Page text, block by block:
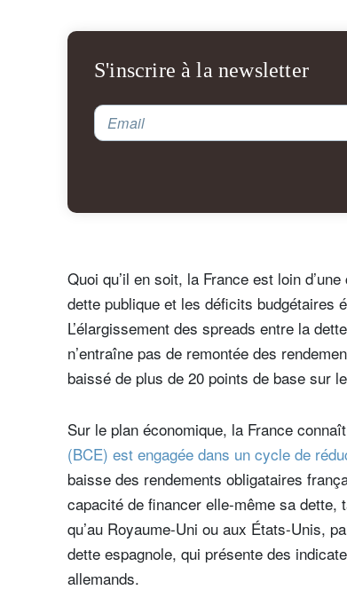
S'inscrire à la newsletter
Email
Quoi qu’il en soit, la France est loin
dette publique et les déficits budgétaires
L’élargissement des spreads entre la
n’entraîne pas de remontée des
baissé de plus de 20 points de base sur
Sur le plan économique, la France
(BCE) est engagée dans un cycle de
baisse des rendements obligataires
capacité de financer elle-même sa
qu’au Royaume-Uni ou aux États-Unis,
dette espagnole, qui présente des
allemands.
confidentialité.